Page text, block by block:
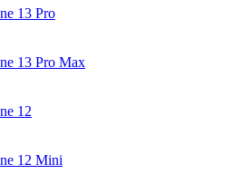
13 Pro
13 Pro Max
12
12 Mini